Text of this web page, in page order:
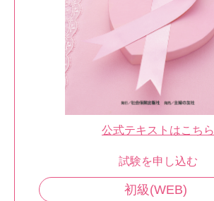
公式テキストはこちら
試験を申し込む
初級(WEB)